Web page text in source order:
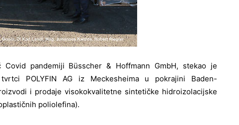
pandemiji Büsscher & Hoffmann GmbH, stekao je
POLYFIN AG iz Meckesheima u pokrajini Baden-
i prodaje visokokvalitetne sintetičke hidroizolacijske
poliolefina).